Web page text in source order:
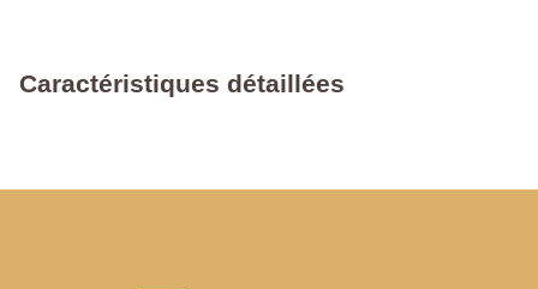
Caractéristiques détaillées